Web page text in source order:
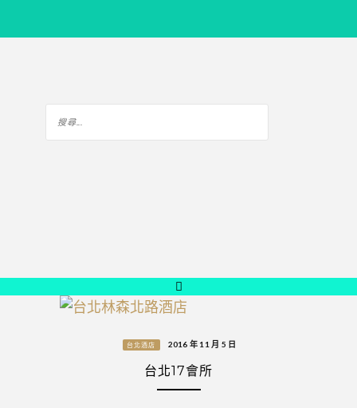
台北酒店 2016 年 11 月 5 日
台北17會所